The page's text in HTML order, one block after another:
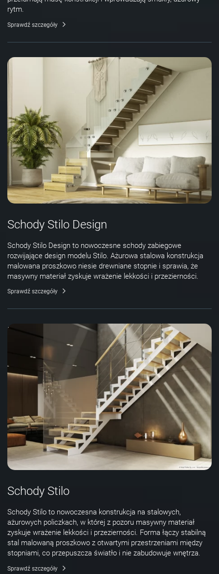
rytm.
Sprawdź szczegóły
Schody Stilo Design
Schody Stilo Design to nowoczesne schody zabiegowe
rozwijające design modelu Stilo. Ażurowa stalowa konstrukcja
malowana proszkowo niesie drewniane stopnie i sprawia, że
masywny materiał zyskuje wrażenie lekkości i przezierności.
Sprawdź szczegóły
Schody Stilo
Schody Stilo to nowoczesna konstrukcja na stalowych,
ażurowych policzkach, w której z pozoru masywny materiał
zyskuje wrażenie lekkości i przezierności. Forma łączy stabilną
stal malowaną proszkowo z otwartymi przestrzeniami między
stopniami, co przepuszcza światło i nie zabudowuje wnętrza.
Sprawdź szczegóły